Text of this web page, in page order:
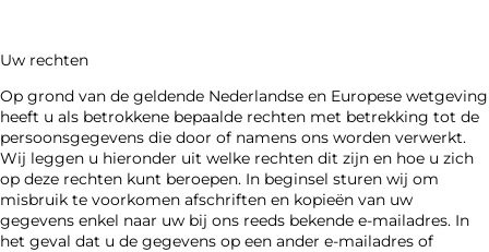
Uw rechten
Op grond van de geldende Nederlandse en Europese wetgeving
heeft u als betrokkene bepaalde rechten met betrekking tot de
persoonsgegevens die door of namens ons worden verwerkt.
Wij leggen u hieronder uit welke rechten dit zijn en hoe u zich
op deze rechten kunt beroepen. In beginsel sturen wij om
misbruik te voorkomen afschriften en kopieën van uw
gegevens enkel naar uw bij ons reeds bekende e-mailadres. In
het geval dat u de gegevens op een ander e-mailadres of